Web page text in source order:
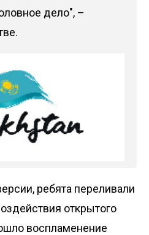
дело", –
ребята переливали
открытого
воспламенение